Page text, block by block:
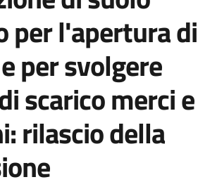
per l'apertura di
per svolgere
scarico merci e
rilascio della